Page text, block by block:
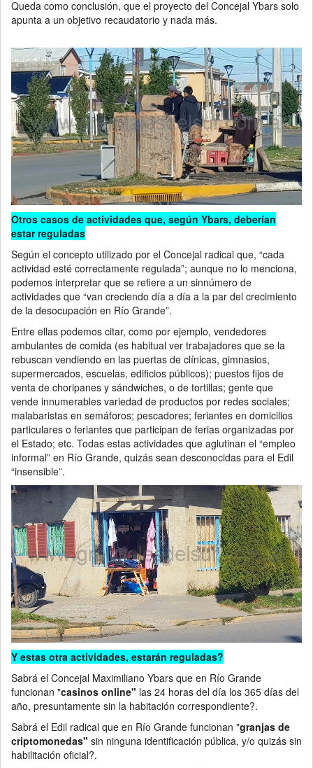
Queda como conclusión, que el proyecto del Concejal Ybars solo
apunta a un objetivo recaudatorio y nada más.
Otros casos de actividades que, según Ybars, deberían
estar reguladas
Según el concepto utilizado por el Concejal radical que, “cada
actividad esté correctamente regulada”; aunque no lo menciona,
podemos interpretar que se refiere a un sinnúmero de
actividades que “van creciendo día a día a la par del crecimiento
de la desocupación en Río Grande”.
Entre ellas podemos citar, como por ejemplo, vendedores
ambulantes de comida (es habitual ver trabajadores que se la
rebuscan vendiendo en las puertas de clínicas, gimnasios,
supermercados, escuelas, edificios públicos); puestos fijos de
venta de choripanes y sándwiches, o de tortillas; gente que
vende innumerables variedad de productos por redes sociales;
malabaristas en semáforos; pescadores; feriantes en domicilios
particulares o feriantes que participan de ferias organizadas por
el Estado; etc. Todas estas actividades que aglutinan el “empleo
informal” en Río Grande, quizás sean desconocidas para el Edil
“insensible”.
Y estas otra actividades, estarán reguladas?
Sabrá el Concejal Maximiliano Ybars que en Río Grande
funcionan "casinos online" las 24 horas del día los 365 días del
año, presuntamente sin la habitación correspondiente?.
Sabrá el Edil radical que en Río Grande funcionan "granjas de
criptomonedas" sin ninguna identificación pública, y/o quizás sin
habilitación oficial?.